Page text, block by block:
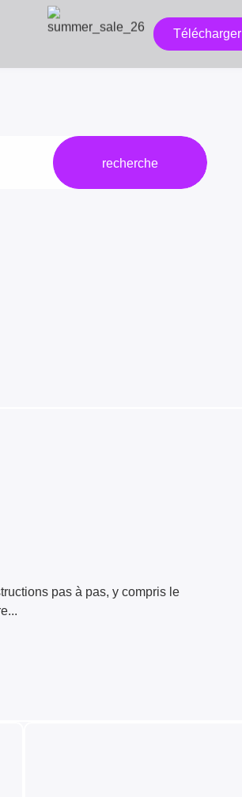
Télécharger
recherche
pas à pas, y compris le